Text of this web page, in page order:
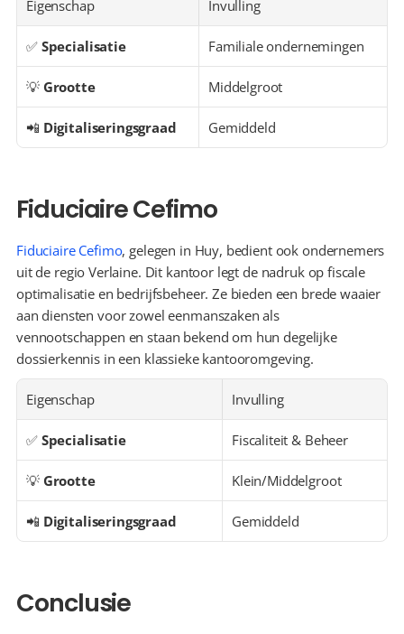
Eigenschap Invulling
✅ Specialisatie Familiale ondernemingen
💡 Grootte Middelgroot
📲 Digitaliseringsgraad Gemiddeld
Fiduciaire Cefimo
Fiduciaire Cefimo, gelegen in Huy, bedient ook ondernemers
uit de regio Verlaine. Dit kantoor legt de nadruk op fiscale
optimalisatie en bedrijfsbeheer. Ze bieden een brede waaier
aan diensten voor zowel eenmanszaken als
vennootschappen en staan bekend om hun degelijke
dossierkennis in een klassieke kantooromgeving.
Eigenschap Invulling
✅ Specialisatie Fiscaliteit & Beheer
💡 Grootte Klein/Middelgroot
📲 Digitaliseringsgraad Gemiddeld
Conclusie